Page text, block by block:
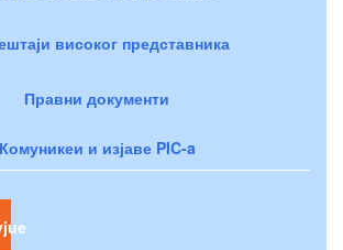
високог представника
Правни документи
Комуникеи и изјаве PIC-a